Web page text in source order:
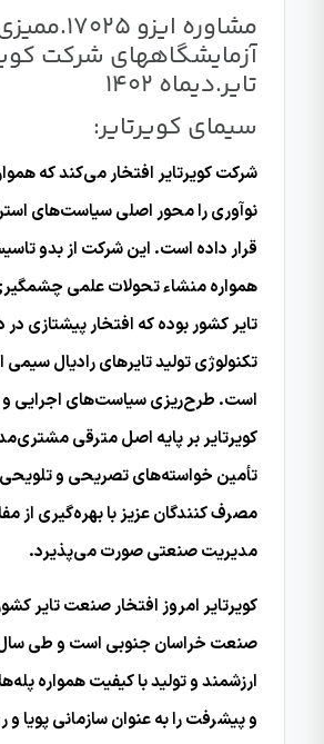
مشاوره ایزو
آزمایشگاههای شرکت
تایر.دیماه 1402
سیمای کویرتایر:
شرکت کویرتایر افتخار می‌کند که
نوآوری را محور اصلی سیاست‌های
قرار داده است. این شرکت از بدو
همواره منشاء تحولات علمی
تایر کشور بوده که افتخار پیشتازی در
تکنولوژی تولید تایرهای رادیال سیمی
است. طرح‌ریزی سیاست‌های اجرایی و
کویرتایر بر پایه اصل مترقی
تأمین خواسته‌های تصریحی و
مصرف کنندگان عزیز با بهره‌گیری از
مدیریت صنعتی صورت می‌پذیرد.
کویرتایر امروز افتخار صنعت تایر
صنعت خراسان جنوبی است و طی
ارزشمند و تولید با کیفیت همواره
و پیشرفت را به عنوان سازمانی پویا و